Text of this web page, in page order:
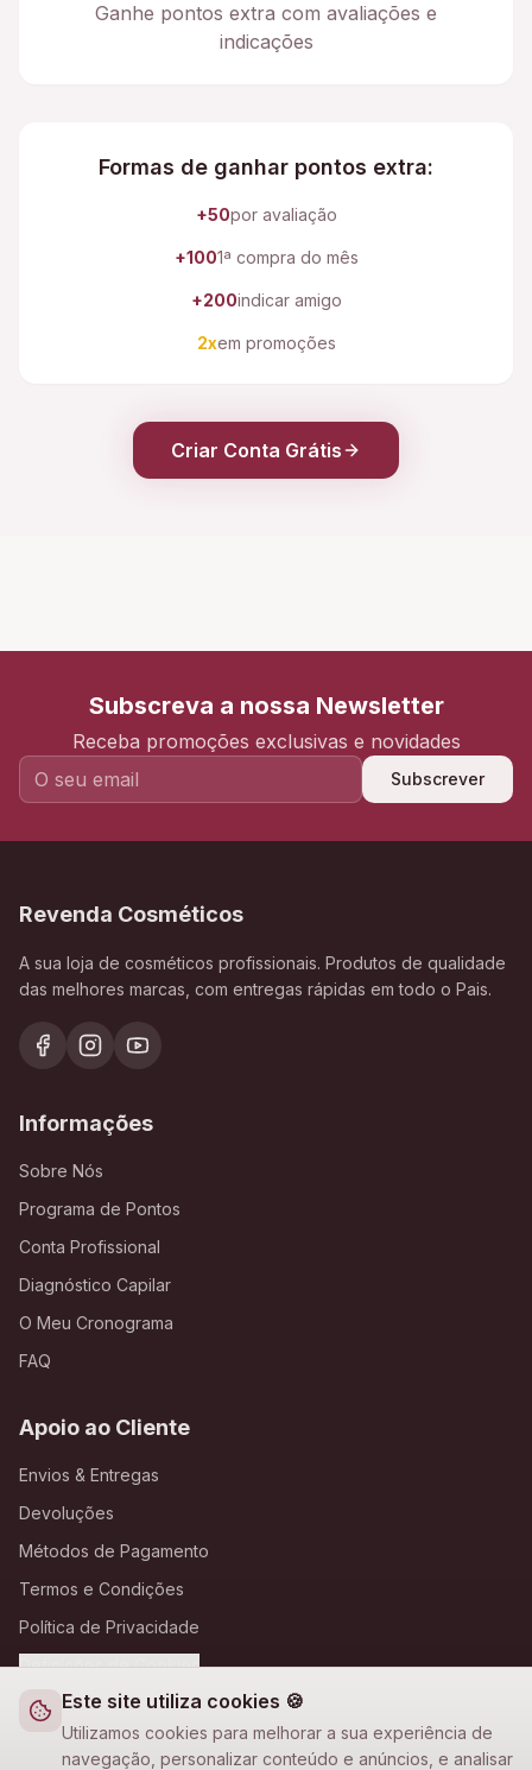
Este site utiliza cookies 🍪
Utilizamos cookies para melhorar a sua experiência de
navegação, personalizar conteúdo e anúncios, e analisar
Ganhe pontos extra com avaliações e
indicações
Formas de ganhar pontos extra:
+50por avaliação
+1001ª compra do mês
+200indicar amigo
2xem promoções
Criar Conta Grátis
Subscreva a nossa Newsletter
Receba promoções exclusivas e novidades
Subscrever
Revenda Cosméticos
A sua loja de cosméticos profissionais. Produtos de qualidade
das melhores marcas, com entregas rápidas em todo o Pais.
Informações
Sobre Nós
Programa de Pontos
Conta Profissional
Diagnóstico Capilar
O Meu Cronograma
FAQ
Apoio ao Cliente
Envios & Entregas
Devoluções
Métodos de Pagamento
Termos e Condições
Política de Privacidade
Definições de Cookies
A Loja Nova